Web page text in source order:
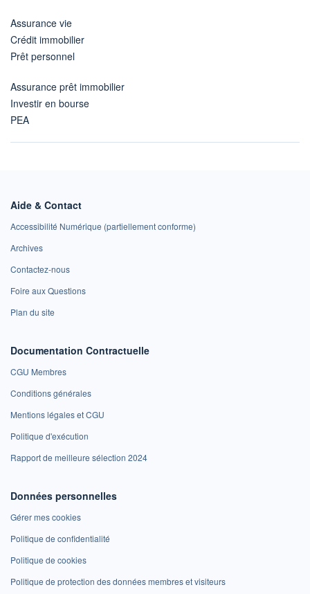
Assurance vie
Crédit immobilier
Prêt personnel
Assurance prêt immobilier
Investir en bourse
PEA
Aide & Contact
Accessibilité Numérique (partiellement conforme)
Archives
Contactez-nous
Foire aux Questions
Plan du site
Documentation Contractuelle
CGU Membres
Conditions générales
Mentions légales et CGU
Politique d'exécution
Rapport de meilleure sélection 2024
Données personnelles
Gérer mes cookies
Politique de confidentialité
Politique de cookies
Politique de protection des données membres et visiteurs